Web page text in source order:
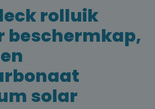
rolluik
beschermkap,
solar